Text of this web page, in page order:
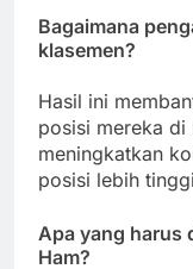
Bagaimana
klasemen?
Hasil ini
posisi mereka di
meningkatkan
posisi lebih
Apa yang harus
Ham?